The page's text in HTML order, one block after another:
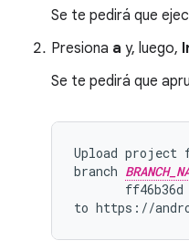
Se te pedirá que
Presiona a y, luego,
Se te pedirá que
Upload project
branch
ff46b36d
to https : //